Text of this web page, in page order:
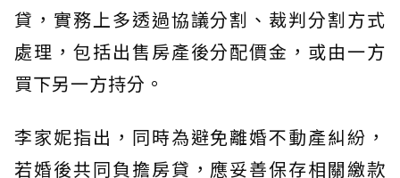
貸，實務上多透過協議分割、裁判分割方式
處理，包括出售房產後分配價金，或由一方
買下另一方持分。
李家妮指出，同時為避免離婚不動產糾紛，
若婚後共同負擔房貸，應妥善保存相關繳款